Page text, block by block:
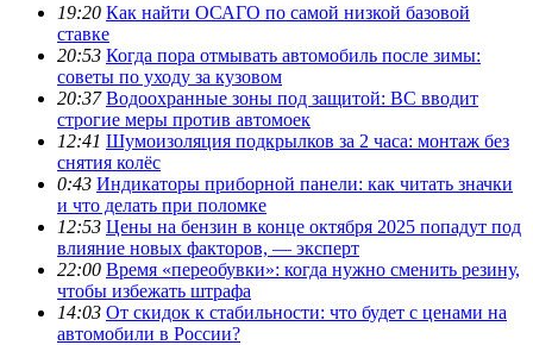
19:20 Как найти ОСАГО по самой низкой базовой
ставке
20:53 Когда пора отмывать автомобиль после зимы:
советы по уходу за кузовом
20:37 Водоохранные зоны под защитой: ВС вводит
строгие меры против автомоек
12:41 Шумоизоляция подкрылков за 2 часа: монтаж без
снятия колёс
0:43 Индикаторы приборной панели: как читать значки
и что делать при поломке
12:53 Цены на бензин в конце октября 2025 попадут под
влияние новых факторов, — эксперт
22:00 Время «переобувки»: когда нужно сменить резину,
чтобы избежать штрафа
14:03 От скидок к стабильности: что будет с ценами на
автомобили в России?